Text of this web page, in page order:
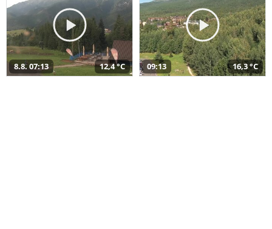
8.8. 07:13 12,4 °C 09:13 16,3 °C